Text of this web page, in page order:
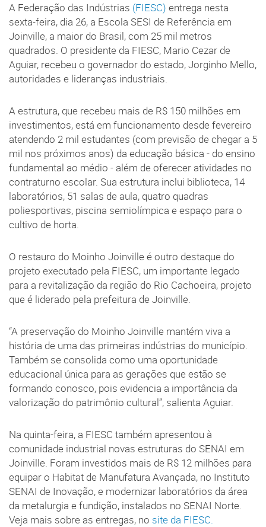
A Federação das Indústrias (FIESC) entrega nesta
sexta-feira, dia 26, a Escola SESI de Referência em
Joinville, a maior do Brasil, com 25 mil metros
quadrados. O presidente da FIESC, Mario Cezar de
Aguiar, recebeu o governador do estado, Jorginho Mello,
autoridades e lideranças industriais.
A estrutura, que recebeu mais de R$ 150 milhões em
investimentos, está em funcionamento desde fevereiro
atendendo 2 mil estudantes (com previsão de chegar a 5
mil nos próximos anos) da educação básica - do ensino
fundamental ao médio - além de oferecer atividades no
contraturno escolar. Sua estrutura inclui biblioteca, 14
laboratórios, 51 salas de aula, quatro quadras
poliesportivas, piscina semiolímpica e espaço para o
cultivo de horta.
O restauro do Moinho Joinville é outro destaque do
projeto executado pela FIESC, um importante legado
para a revitalização da região do Rio Cachoeira, projeto
que é liderado pela prefeitura de Joinville.
“A preservação do Moinho Joinville mantém viva a
história de uma das primeiras indústrias do município.
Também se consolida como uma oportunidade
educacional única para as gerações que estão se
formando conosco, pois evidencia a importância da
valorização do patrimônio cultural”, salienta Aguiar.
Na quinta-feira, a FIESC também apresentou à
comunidade industrial novas estruturas do SENAI em
Joinville. Foram investidos mais de R$ 12 milhões para
equipar o Habitat de Manufatura Avançada, no Instituto
SENAI de Inovação, e modernizar laboratórios da área
da metalurgia e fundição, instalados no SENAI Norte.
Veja mais sobre as entregas, no site da FIESC.